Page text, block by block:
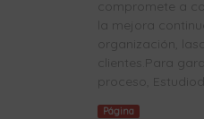
compromete a
la mejora
organización,
clientes.Para
proceso,
Página